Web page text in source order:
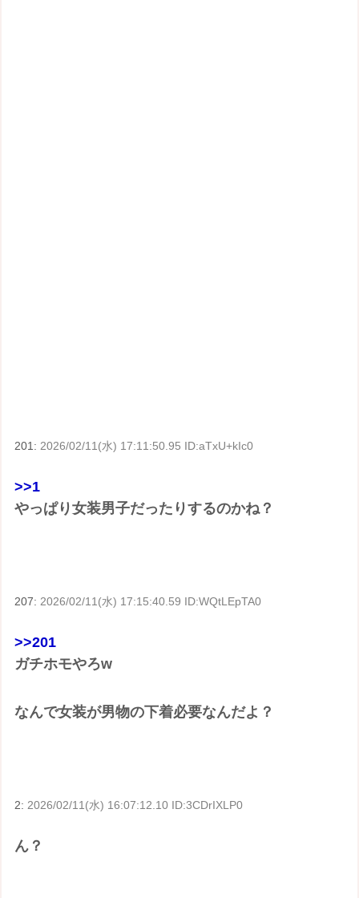
201: 2026/02/11(水) 17:11:50.95 ID:aTxU+kIc0
>>1
やっぱり女装男子だったりするのかね？
207: 2026/02/11(水) 17:15:40.59 ID:WQtLEpTA0
>>201
ガチホモやろw
なんで女装が男物の下着必要なんだよ？
2: 2026/02/11(水) 16:07:12.10 ID:3CDrIXLP0
ん？